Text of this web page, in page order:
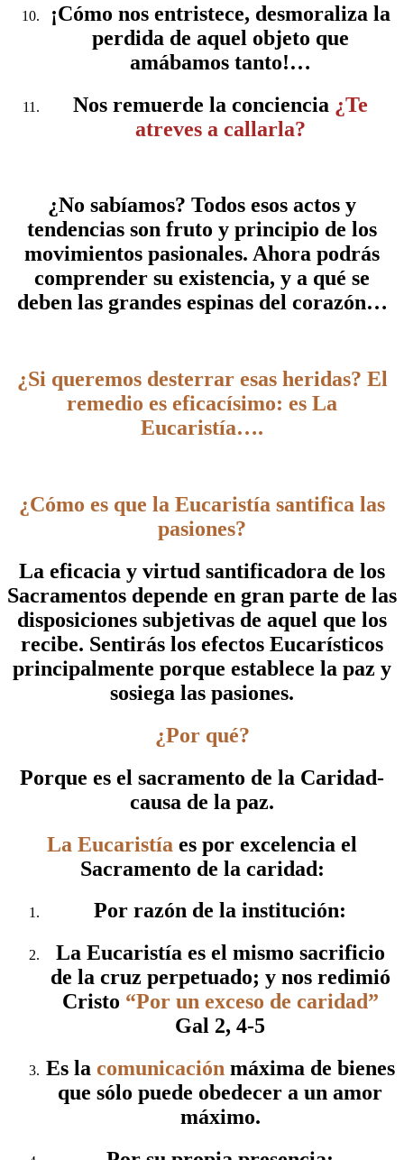
¡Cómo nos entristece, desmoraliza la
perdida de aquel objeto que
amábamos tanto!…
Nos remuerde la conciencia ¿Te
atreves a callarla?
¿No sabíamos? Todos esos actos y
tendencias son fruto y principio de los
movimientos pasionales. Ahora podrás
comprender su existencia, y a qué se
deben las grandes espinas del corazón…
¿Si queremos desterrar esas heridas? El
remedio es eficacísimo: es La
Eucaristía….
¿Cómo es que la Eucaristía santifica las
pasiones?
La eficacia y virtud santificadora de los
Sacramentos depende en gran parte de las
disposiciones subjetivas de aquel que los
recibe. Sentirás los efectos Eucarísticos
principalmente porque establece la paz y
sosiega las pasiones.
¿Por qué?
Porque es el sacramento de la Caridad-
causa de la paz.
La Eucaristía es por excelencia el
Sacramento de la caridad:
Por razón de la institución:
La Eucaristía es el mismo sacrificio
de la cruz perpetuado; y nos redimió
Cristo “Por un exceso de caridad”
Gal 2, 4-5
Es la comunicación máxima de bienes
que sólo puede obedecer a un amor
máximo.